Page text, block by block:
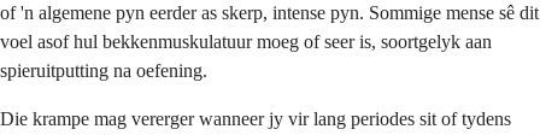
of 'n algemene pyn eerder as skerp, intense pyn. Sommige mense sê dit
voel asof hul bekkenmuskulatuur moeg of seer is, soortgelyk aan
spieruitputting na oefening.
Die krampe mag vererger wanneer jy vir lang periodes sit of tydens